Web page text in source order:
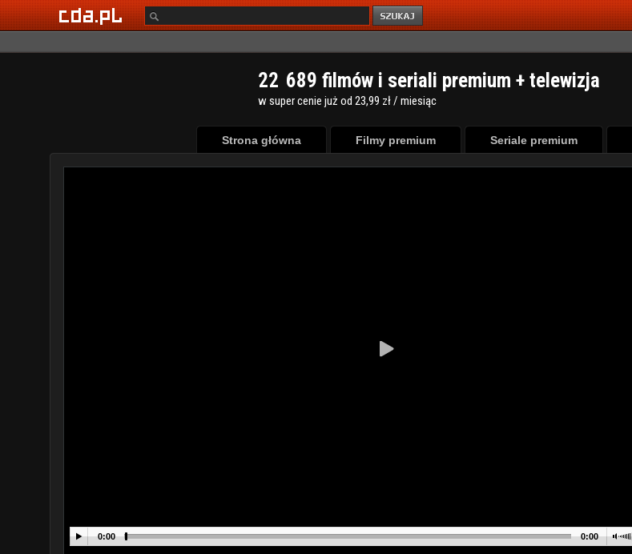
22 689 filmów i seriali premium + telewizja
w super cenie już od 23,99 zł / miesiąc
Strona główna Filmy premium Seriale premium
0:00 0:00